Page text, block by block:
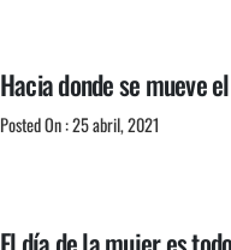
Hacia donde se mueve
Posted On : 25 abril, 2021